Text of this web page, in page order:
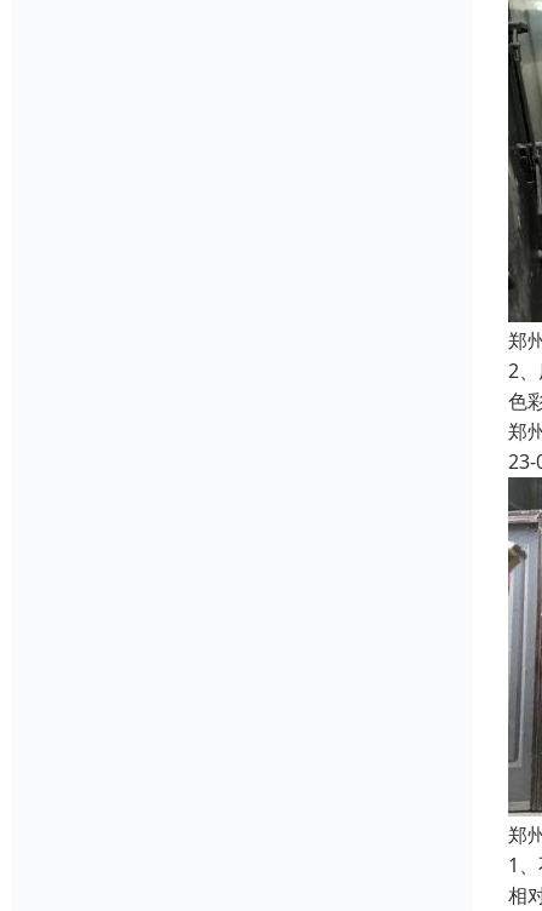
郑
2
色
郑
23-
郑
1
相